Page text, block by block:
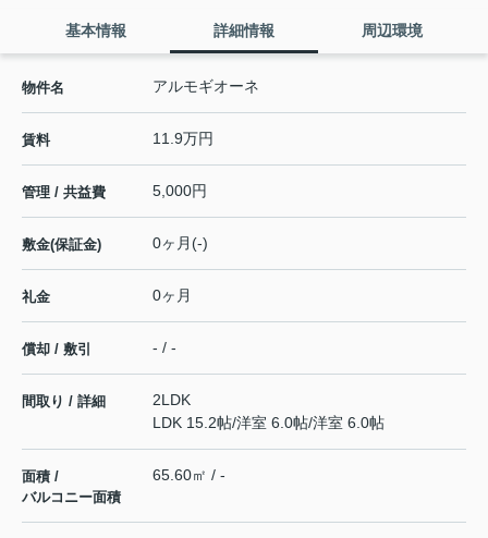
基本情報 詳細情報 周辺環境
物件名 アルモギオーネ
賃料 11.9万円
管理 / 共益費 5,000円
敷金(保証金) 0ヶ月(-)
礼金 0ヶ月
償却 / 敷引 - / -
間取り / 詳細
2LDK
LDK 15.2帖/洋室 6.0帖/洋室 6.0帖
面積 /
バルコニー面積
65.60㎡ / -